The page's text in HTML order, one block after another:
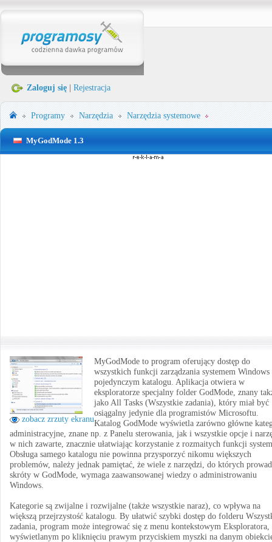
Zaloguj się Rejestracja
Programy Narzędzia Narzędzia systemowe
MyGodMode 1.3
zobacz zrzuty ekranu
MyGodMode to program oferujący dostęp do
wszystkich funkcji zarządzania systemem Windows
pojedynczym katalogu. Aplikacja otwiera w
eksploratorze specjalny folder GodMode, znany
jako All Tasks (Wszystkie zadania), który miał być
osiągalny jedynie dla programistów Microsoftu.
Katalog GodMode wyświetla zarówno główne
administracyjne, znane np. z Panelu sterowania, jak i wszystkie opcje i
w nich zawarte, znacznie ułatwiając korzystanie z rozmaitych funkcji
Obsługa samego katalogu nie powinna przysporzyć nikomu większych
problemów, należy jednak pamiętać, że wiele z narzędzi, do których
skróty w GodMode, wymaga zaawansowanej wiedzy o administrowaniu
Windows.
Kategorie są zwijalne i rozwijalne (także wszystkie naraz), co wpływa na
większą przejrzystość katalogu. By ułatwić szybki dostęp do folderu
zadania, program może integrować się z menu kontekstowym Eksploratora,
wyświetlanym po kliknięciu prawym przyciskiem myszki na danym